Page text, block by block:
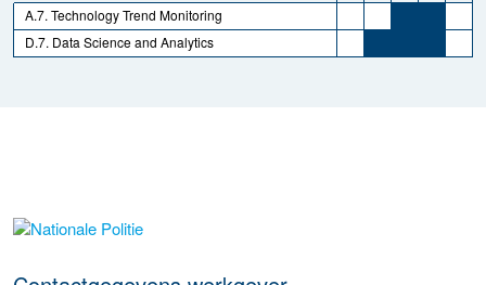
A.7. Technology Trend Monitoring
D.7. Data Science and Analytics
Meer werkgever details